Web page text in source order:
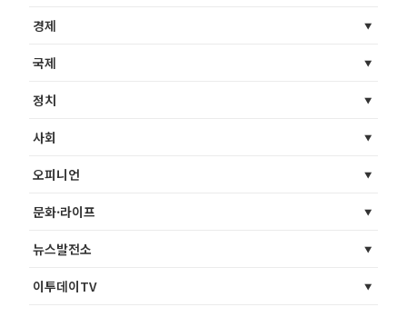
경제
국제
정치
사회
오피니언
문화·라이프
뉴스발전소
이투데이TV